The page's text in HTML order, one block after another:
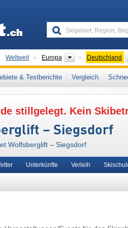
Weltweit Europa Kontinente
Deutschland
Dieses Skigebiet liegt auch in: Traunstein
Westeuropa Mitteleuropa
& Testberichte Vergleich
stillgelegt. Kein
– Siegsdorf
Wolfsberglift – Siegsdorf
Unterkünfte Verleih